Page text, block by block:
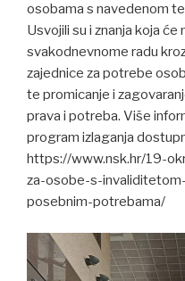
osobama s navedenom
Usvojili su i znanja koja
svakodnevnome radu
zajednice za potrebe
te promicanje i
prava i potreba. Više
program izlaganja
https://www.nsk.hr/19-
za-osobe-s-
posebnim-potrebama/